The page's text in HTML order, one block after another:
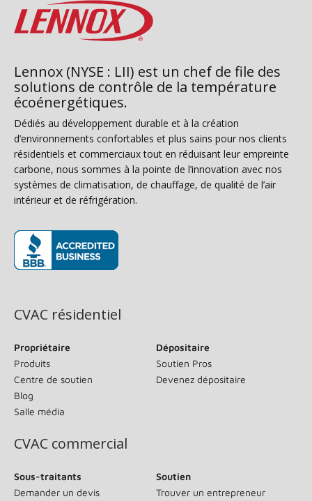
Lennox (NYSE : LII) est un chef de file des
solutions de contrôle de la température
écoénergétiques.
Dédiés au développement durable et à la création
d’environnements confortables et plus sains pour nos clients
résidentiels et commerciaux tout en réduisant leur empreinte
carbone, nous sommes à la pointe de l’innovation avec nos
systèmes de climatisation, de chauffage, de qualité de l’air
intérieur et de réfrigération.
CVAC résidentiel
Propriétaire
Produits
Centre de soutien
Blog
Salle média
Dépositaire
Soutien Pros
Devenez dépositaire
CVAC commercial
Sous-traitants
Demander un devis
Soutien
Trouver un entrepreneur